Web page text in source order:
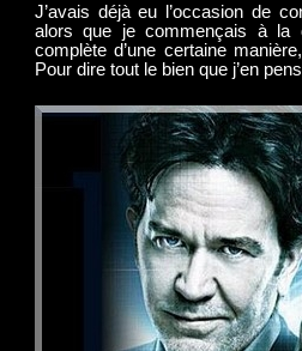
J’avais déjà eu l’occasion de
alors que je commençais à la
complète d’une certaine
Pour dire tout le bien que j’en